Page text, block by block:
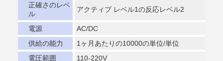
正確さのレベ
ル
アクティブ レベル1の反応レベル2
電源
AC/DC
供給の能力
1ヶ月あたりの10000の単位/単位
電圧範囲
110-220V